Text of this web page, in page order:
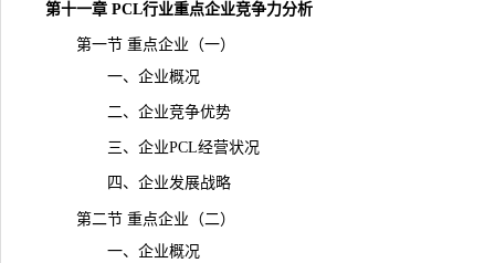
第十一章 PCL行业重点企业竞争力分析
第一节 重点企业（一）
一、企业概况
二、企业竞争优势
三、企业PCL经营状况
四、企业发展战略
第二节 重点企业（二）
一、企业概况